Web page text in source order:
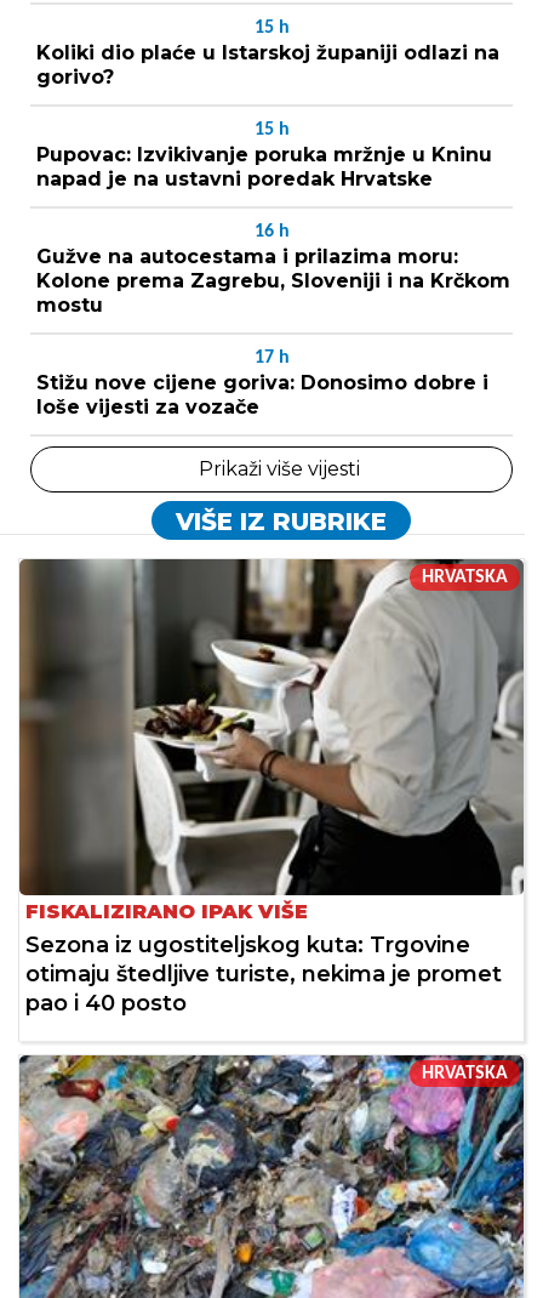
15 h
Koliki dio plaće u Istarskoj županiji odlazi na
gorivo?
15 h
Pupovac: Izvikivanje poruka mržnje u Kninu
napad je na ustavni poredak Hrvatske
16 h
Gužve na autocestama i prilazima moru:
Kolone prema Zagrebu, Sloveniji i na Krčkom
mostu
17 h
Stižu nove cijene goriva: Donosimo dobre i
loše vijesti za vozače
Prikaži više vijesti
VIŠE IZ RUBRIKE
HRVATSKA
FISKALIZIRANO IPAK VIŠE
Sezona iz ugostiteljskog kuta: Trgovine
otimaju štedljive turiste, nekima je promet
pao i 40 posto
HRVATSKA